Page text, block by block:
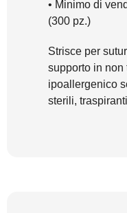
• Minimo di
(300 pz.)
Strisce per
supporto in non
ipoallergenico
sterili,